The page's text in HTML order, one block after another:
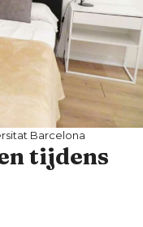
Barcelona
tijdens